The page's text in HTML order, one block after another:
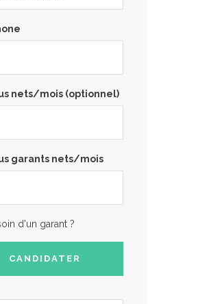
nets/mois (optionnel)
garants nets/mois
d'un garant ?